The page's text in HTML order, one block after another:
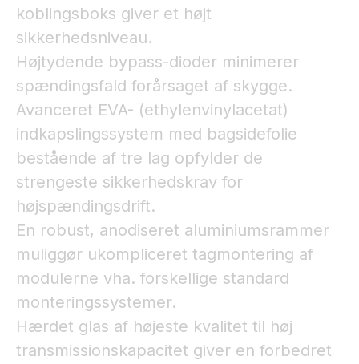
koblingsboks giver et højt
sikkerhedsniveau.
Højtydende bypass-dioder minimerer
spændingsfald forårsaget af skygge.
Avanceret EVA- (ethylenvinylacetat)
indkapslingssystem med bagsidefolie
bestående af tre lag opfylder de
strengeste sikkerhedskrav for
højspændingsdrift.
En robust, anodiseret aluminiumsrammer
muliggør ukompliceret tagmontering af
modulerne vha. forskellige standard
monteringssystemer.
Hærdet glas af højeste kvalitet til høj
transmissionskapacitet giver en forbedret